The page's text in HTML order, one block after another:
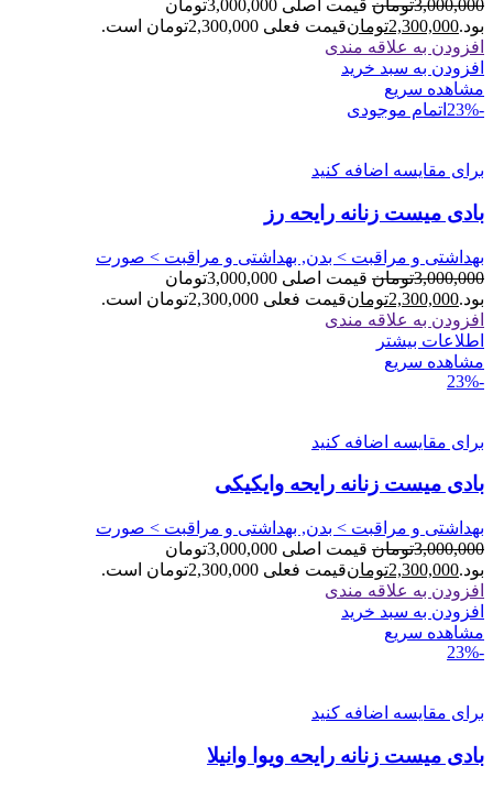
3,000,000تومان
قیمت اصلی 3,000,000تومان
بود.2,300,000تومانقیمت فعلی 2,300,000تومان است.
افزودن به علاقه مندی
افزودن به سبد خرید
مشاهده سریع
-23%
اتمام موجودی
برای مقایسه اضافه کنید
بادی میست زنانه رایحه رز
بهداشتی و مراقبت > بدن, بهداشتی و مراقبت > صورت
3,000,000تومان
قیمت اصلی 3,000,000تومان
بود.2,300,000تومانقیمت فعلی 2,300,000تومان است.
افزودن به علاقه مندی
اطلاعات بیشتر
مشاهده سریع
-23%
برای مقایسه اضافه کنید
بادی میست زنانه رایحه وایکیکی
بهداشتی و مراقبت > بدن, بهداشتی و مراقبت > صورت
3,000,000تومان
قیمت اصلی 3,000,000تومان
بود.2,300,000تومانقیمت فعلی 2,300,000تومان است.
افزودن به علاقه مندی
افزودن به سبد خرید
مشاهده سریع
-23%
برای مقایسه اضافه کنید
بادی میست زنانه رایحه ویوا وانیلا